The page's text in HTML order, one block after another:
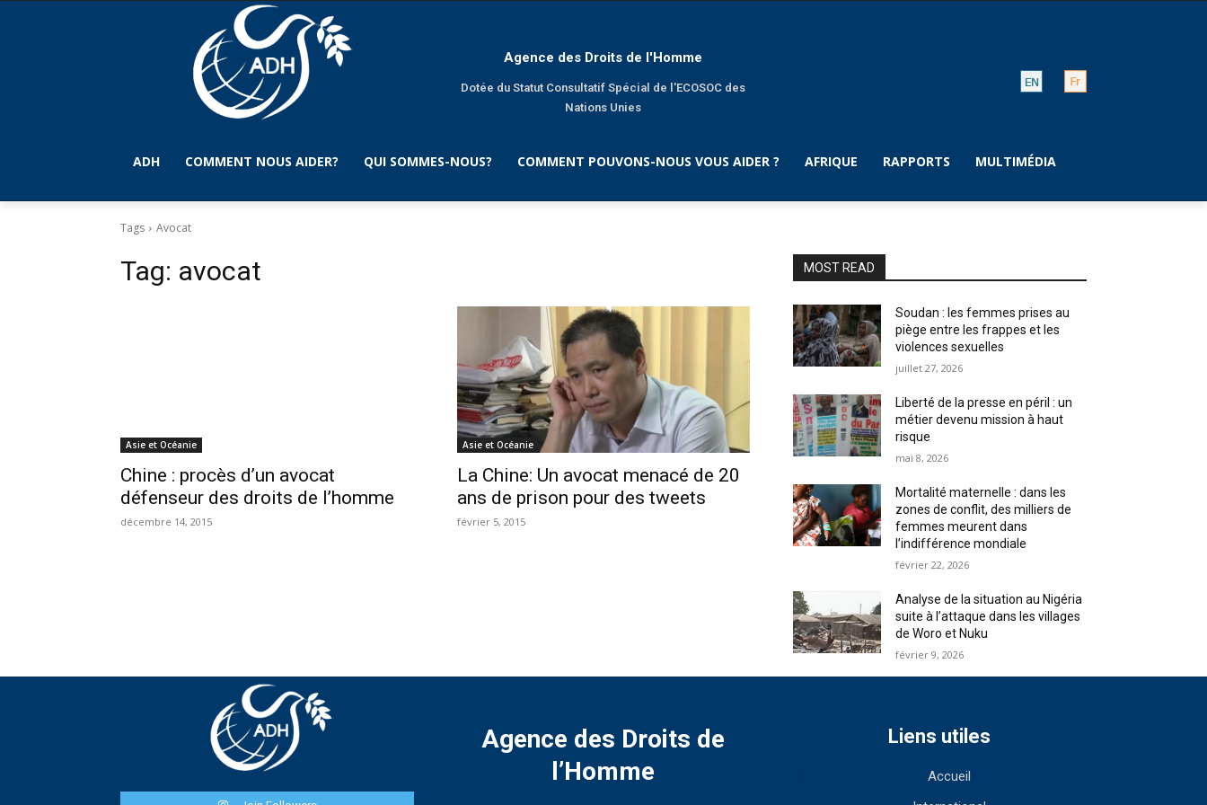
Agence des Droits de l'Homme
Dotée du Statut Consultatif Spécial de l'ECOSOC des
Nations Unies
ADH COMMENT NOUS AIDER? QUI SOMMES-NOUS? COMMENT POUVONS-NOUS VOUS AIDER ? AFRIQUE RAPPORTS MULTIMÉDIA
Tags Avocat
Tag: avocat
Asie et Océanie
Chine : procès d’un avocat
défenseur des droits de l’homme
décembre 14, 2015
Asie et Océanie
La Chine: Un avocat menacé de 20
ans de prison pour des tweets
février 5, 2015
MOST READ
Soudan : les femmes prises au
piège entre les frappes et les
violences sexuelles
juillet 27, 2026
Liberté de la presse en péril : un
métier devenu mission à haut
risque
mai 8, 2026
Mortalité maternelle : dans les
zones de conflit, des milliers de
femmes meurent dans
l’indifférence mondiale
février 22, 2026
Analyse de la situation au Nigéria
suite à l’attaque dans les villages
de Woro et Nuku
février 9, 2026
Agence des Droits de
l’Homme
Liens utiles
Accueil